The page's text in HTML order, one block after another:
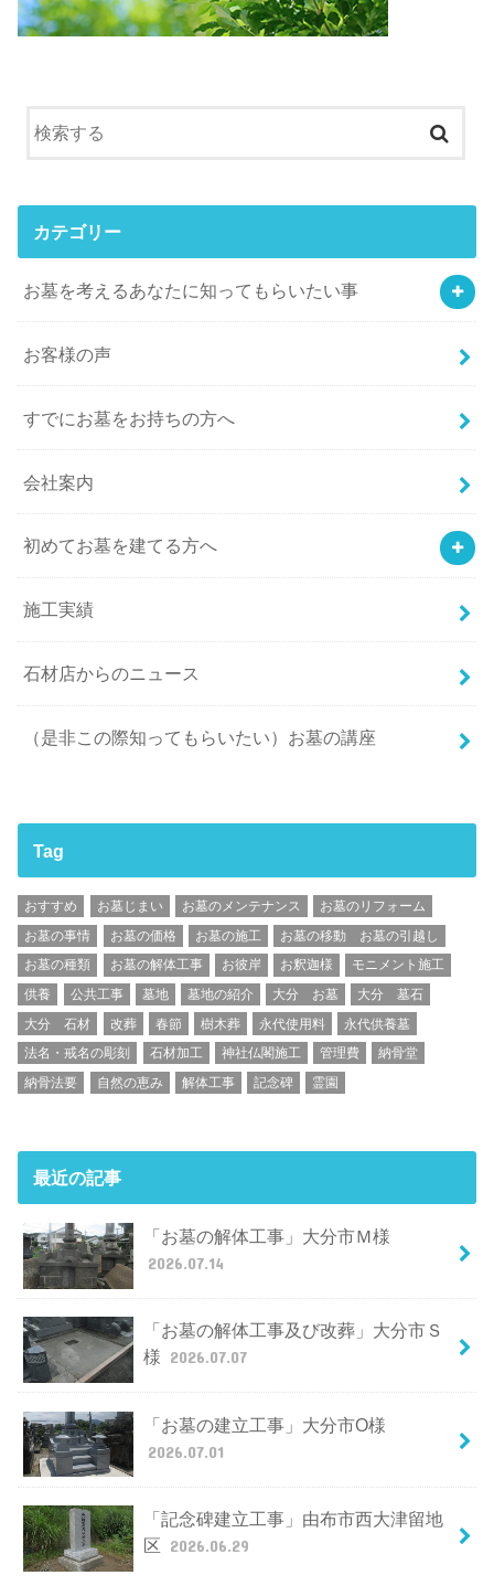
カテゴリー
お墓を考えるあなたに知ってもらいたい事
お客様の声
すでにお墓をお持ちの方へ
会社案内
初めてお墓を建てる方へ
施工実績
石材店からのニュース
（是非この際知ってもらいたい）お墓の講座
Tag
おすすめ お墓じまい お墓のメンテナンス
お墓のリフォーム
お墓の事情
お墓の価格 お墓の施工
お墓の移動 お墓の引越し
お墓の種類
お墓の解体工事 お彼岸 お釈迦様
モニメント施工
供養
公共工事 墓地 墓地の紹介 大分 お墓
大分 墓石
大分 石材
改葬 春節 樹木葬 永代使用料
永代供養墓
法名・戒名の彫刻
石材加工 神社仏閣施工 管理費
納骨堂
納骨法要
自然の恵み 解体工事 記念碑 霊園
最近の記事
「お墓の解体工事」大分市Ｍ様
2026.07.14
「お墓の解体工事及び改葬」大分市Ｓ
様 2026.07.07
「お墓の建立工事」大分市O様
2026.07.01
「記念碑建立工事」由布市西大津留地
区 2026.06.29